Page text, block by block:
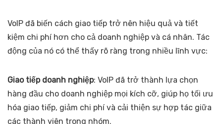
VoIP đã biến cách giao tiếp trở nên hiệu quả và tiết
kiệm chi phí hơn cho cả doanh nghiệp và cá nhân. Tác
động của nó có thể thấy rõ ràng trong nhiều lĩnh vực:
Giao tiếp doanh nghiệp: VoIP đã trở thành lựa chọn
hàng đầu cho doanh nghiệp mọi kích cỡ, giúp họ tối ưu
hóa giao tiếp, giảm chi phí và cải thiện sự hợp tác giữa
các thành viên trong nhóm.